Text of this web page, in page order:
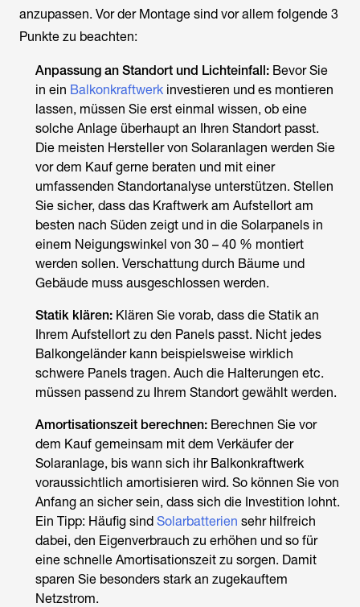
anzupassen. Vor der Montage sind vor allem folgende 3
Punkte zu beachten:
Anpassung an Standort und Lichteinfall: Bevor Sie
in ein Balkonkraftwerk investieren und es montieren
lassen, müssen Sie erst einmal wissen, ob eine
solche Anlage überhaupt an Ihren Standort passt.
Die meisten Hersteller von Solaranlagen werden Sie
vor dem Kauf gerne beraten und mit einer
umfassenden Standortanalyse unterstützen. Stellen
Sie sicher, dass das Kraftwerk am Aufstellort am
besten nach Süden zeigt und in die Solarpanels in
einem Neigungswinkel von 30 – 40 % montiert
werden sollen. Verschattung durch Bäume und
Gebäude muss ausgeschlossen werden.
Statik klären: Klären Sie vorab, dass die Statik an
Ihrem Aufstellort zu den Panels passt. Nicht jedes
Balkongeländer kann beispielsweise wirklich
schwere Panels tragen. Auch die Halterungen etc.
müssen passend zu Ihrem Standort gewählt werden.
Amortisationszeit berechnen: Berechnen Sie vor
dem Kauf gemeinsam mit dem Verkäufer der
Solaranlage, bis wann sich ihr Balkonkraftwerk
voraussichtlich amortisieren wird. So können Sie von
Anfang an sicher sein, dass sich die Investition lohnt.
Ein Tipp: Häufig sind Solarbatterien sehr hilfreich
dabei, den Eigenverbrauch zu erhöhen und so für
eine schnelle Amortisationszeit zu sorgen. Damit
sparen Sie besonders stark an zugekauftem
Netzstrom.